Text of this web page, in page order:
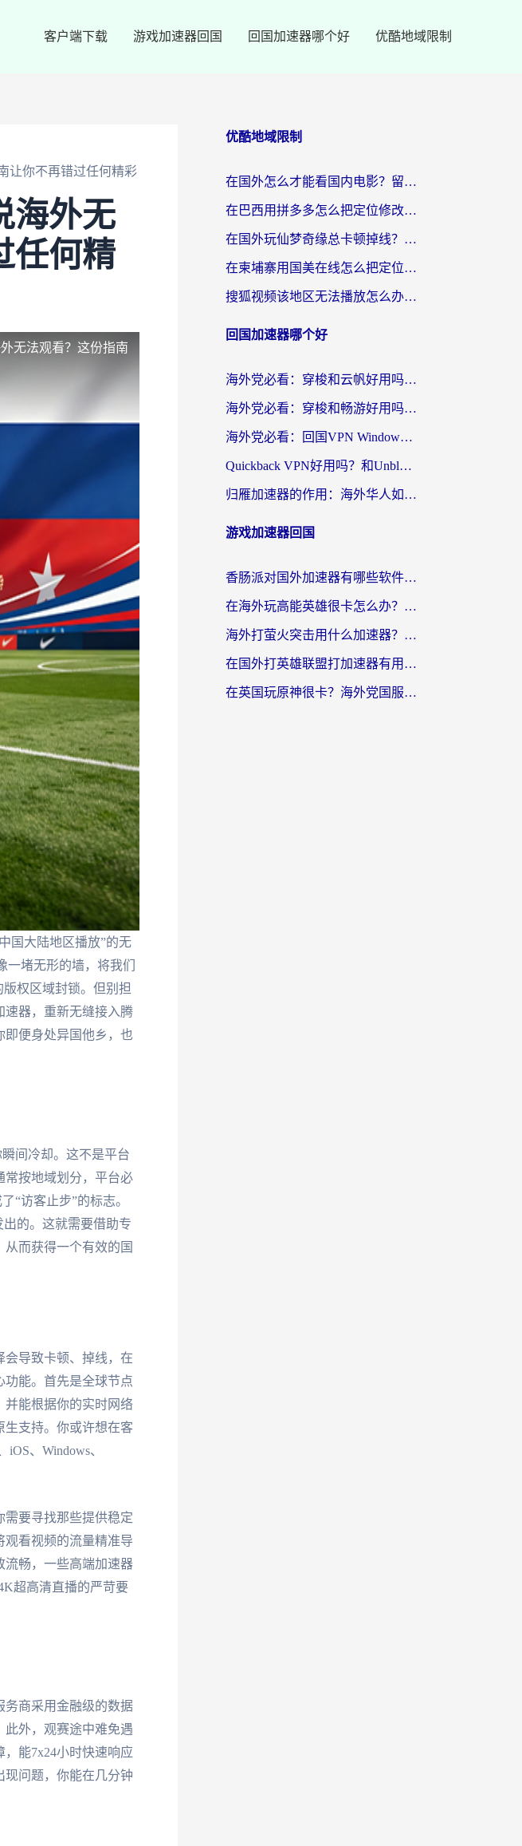
客户端下载 游戏加速器回国 回国加速器哪个好 优酷地域限制
让你不再错过任何精彩
海外无
任何精
无法观看？这份指南
国大陆地区播放”的无
堵无形的墙，将我们
权区域封锁。但别担
速器，重新无缝接入腾
便身处异国他乡，也
间冷却。这不是平台
常按地域划分，平台必
“访客止步”的标志。
的。这就需要借助专
而获得一个有效的国
导致卡顿、掉线，在
能。首先是全球节点
并能根据你的实时网络
生支持。你或许想在客
、Windows、
需要寻找那些提供稳定
看视频的流量精准导
流畅，一些高端加速器
超高清直播的严苛要
务商采用金融级的数据
此外，观赛途中难免遇
能7x24小时快速响应
问题，你能在几分钟
优酷地域限制
在国外怎么才能看国内电影？留学生亲测有效的地域限制突破指南
在巴西用拼多多怎么把定位修改到中国国内？3步解决海外党痛点，附芒果TV伊对可用攻略
在国外玩仙梦奇缘总卡顿掉线？教你突破限制+搞定追剧查诉讼的实用攻略
在柬埔寨用国美在线怎么把定位修改到中国国内？3个海外生活痛点一次解决
搜狐视频该地区无法播放怎么办？海外党亲测有效的回国加速指南
回国加速器哪个好
海外党必看：穿梭和云帆好用吗？3招教你选对回国加速器（附PTT翻墙+QuickbackFly2CN对比）
海外党必看：穿梭和畅游好用吗？3步选对回国加速器，无缝刷国内剧玩国服
海外党必看：回国VPN Windows版怎么选？3步找到最适合你的无缝访问方案
Quickback VPN好用吗？和Unblock YoukuVPN对比哪个回国效果更好？海外党无缝访问国内资源的实用指南
归雁加速器的作用：海外华人如何突破地域限制，无缝拥抱国内资源？
游戏加速器回国
香肠派对国外加速器有哪些软件？海外玩家国服畅玩终极指南（附实测推荐）
在海外玩高能英雄很卡怎么办？2026终极指南帮你告别延迟卡顿
海外打萤火突击用什么加速器？2026实测靠谱方案+多游戏适配指南
在国外打英雄联盟打加速器有用吗知乎？海外玩家亲测：选对工具比什么都重要
在英国玩原神很卡？海外党国服游戏加速终极指南（附实测有效方案）